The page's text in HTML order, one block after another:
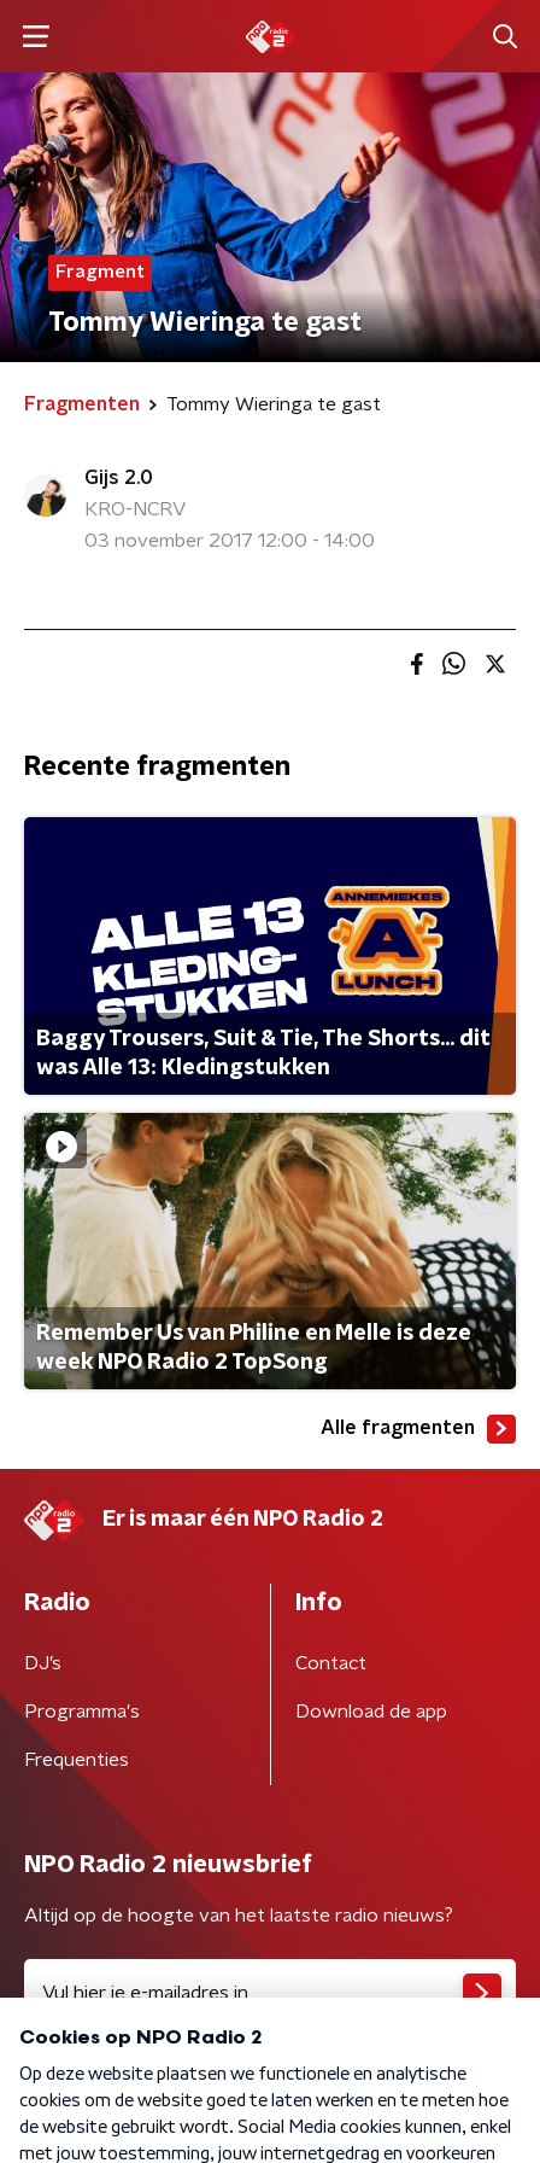
Fragment
Tommy Wieringa te gast
Fragmenten Tommy Wieringa te gast
Gijs 2.0
KRO-NCRV
03 november 2017 12:00 - 14:00
Recente fragmenten
Baggy Trousers, Suit & Tie, The Shorts... dit
was Alle 13: Kledingstukken
Remember Us van Philine en Melle is deze
week NPO Radio 2 TopSong
Alle fragmenten
Er is maar één NPO Radio 2
Radio
DJ’s
Programma's
Frequenties
Info
Contact
Download de app
NPO Radio 2 nieuwsbrief
Altijd op de hoogte van het laatste radio nieuws?
Algemene voorwaarden